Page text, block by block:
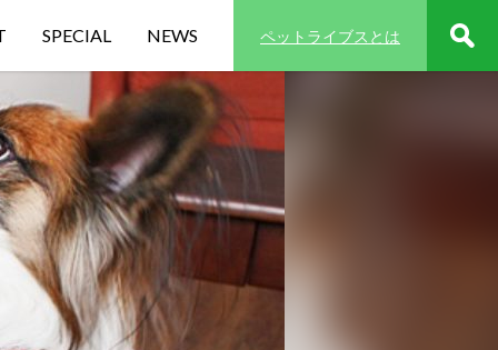
SPECIAL NEWS ペットライブスとは